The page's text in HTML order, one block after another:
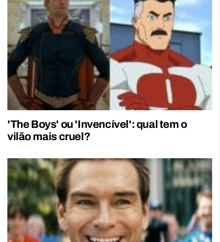
'The Boys' ou 'Invencível': qual tem o
vilão mais cruel?